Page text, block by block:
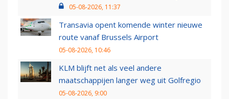
05-08-2026, 11:37
Transavia opent komende winter nieuwe
route vanaf Brussels Airport
05-08-2026, 10:46
KLM blijft net als veel andere
maatschappijen langer weg uit Golfregio
05-08-2026, 9:00